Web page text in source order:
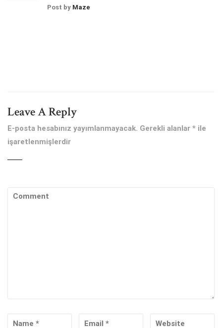
Post by Maze
Leave A Reply
E-posta hesabınız yayımlanmayacak. Gerekli alanlar * ile
işaretlenmişlerdir